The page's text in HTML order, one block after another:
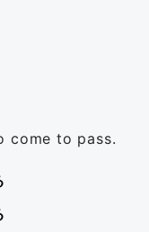
come to pass.